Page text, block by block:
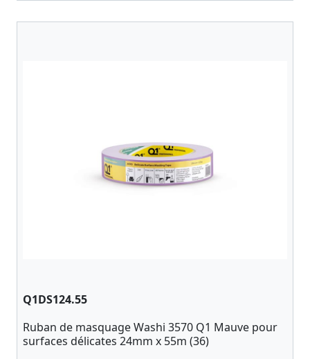
Q1DS124.55
Ruban de masquage Washi 3570 Q1 Mauve pour
surfaces délicates 24mm x 55m (36)